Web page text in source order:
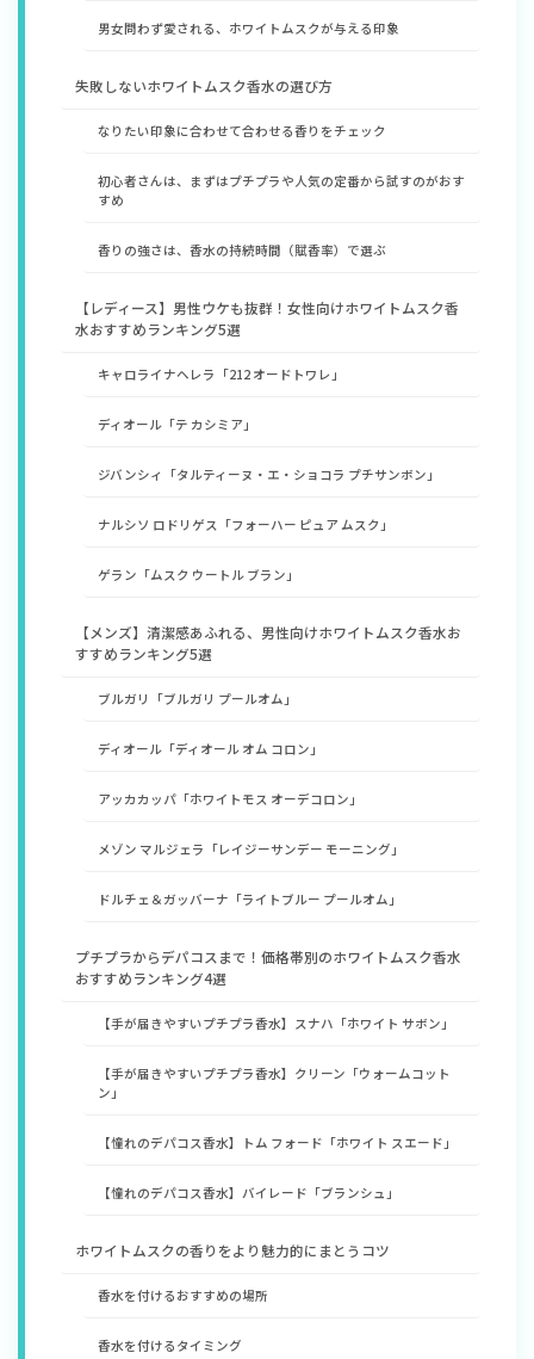
男女問わず愛される、ホワイトムスクが与える印象
失敗しないホワイトムスク香水の選び方
なりたい印象に合わせて合わせる香りをチェック
初心者さんは、まずはプチプラや人気の定番から試すのがおす
すめ
香りの強さは、香水の持続時間（賦香率）で選ぶ
【レディース】男性ウケも抜群！女性向けホワイトムスク香
水おすすめランキング5選
キャロライナヘレラ「212 オードトワレ」
ディオール「テ カシミア」
ジバンシィ「タルティーヌ・エ・ショコラ プチサンボン」
ナルシソ ロドリゲス「フォーハー ピュア ムスク」
ゲラン「ムスク ウートル ブラン」
【メンズ】清潔感あふれる、男性向けホワイトムスク香水お
すすめランキング5選
ブルガリ「ブルガリ プールオム」
ディオール「ディオール オム コロン」
アッカカッパ「ホワイトモス オーデコロン」
メゾン マルジェラ「レイジーサンデー モーニング」
ドルチェ＆ガッバーナ「ライトブルー プールオム」
プチプラからデパコスまで！価格帯別のホワイトムスク香水
おすすめランキング4選
【手が届きやすいプチプラ香水】スナハ「ホワイト サボン」
【手が届きやすいプチプラ香水】クリーン「ウォームコット
ン」
【憧れのデパコス香水】トム フォード「ホワイト スエード」
【憧れのデパコス香水】バイレード「ブランシュ」
ホワイトムスクの香りをより魅力的にまとうコツ
香水を付けるおすすめの場所
香水を付けるタイミング